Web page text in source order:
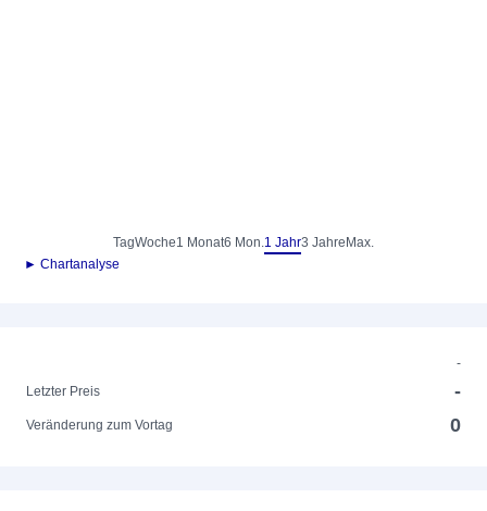
TagWoche1 Monat6 Mon.1 Jahr3 Jahre Max.
► Chartanalyse
-
Letzter Preis
-
Veränderung zum Vortag 0